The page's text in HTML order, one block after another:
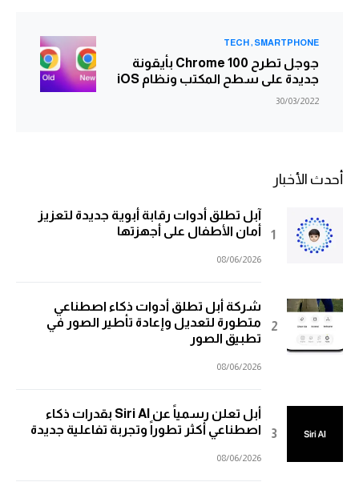
SMARTPHONE
TECH
جوجل تطرح Chrome 100 بأيقونة
جديدة على سطح المكتب ونظام iOS
30/03/2022
أحدث الأخبار
آبل تطلق أدوات رقابة أبوية جديدة لتعزيز
أمان الأطفال على أجهزتها
08/06/2026
شركة أبل تطلق أدوات ذكاء اصطناعي
متطورة لتعديل وإعادة تأطير الصور في
تطبيق الصور
08/06/2026
أبل تعلن رسمياً عن Siri AI بقدرات ذكاء
اصطناعي أكثر تطوراً وتجربة تفاعلية جديدة
08/06/2026